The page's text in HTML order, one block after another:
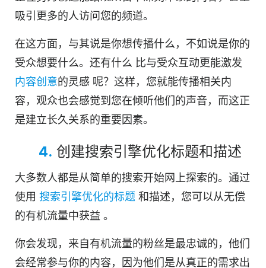
吸引更多的人访问您的频道。
在这方面，与其说是你想传播什么，不如说是你的
受众想要什么。还有什么 比与受众互动更能激发
内容创意的灵感 呢？这样，您就能传播相关内
容，观众也会感觉到您在倾听他们的声音，而这正
是建立长久关系的重要因素。
4. 创建搜索引擎优化标题和描述
大多数人都是从简单的搜索开始网上探索的。通过
使用 搜索引擎优化的标题 和描述， 您可以从无偿
的有机流量中获益 。
你会发现，来自有机流量的粉丝是最忠诚的，他们
会经常参与你的内容，因为他们是从真正的需求出